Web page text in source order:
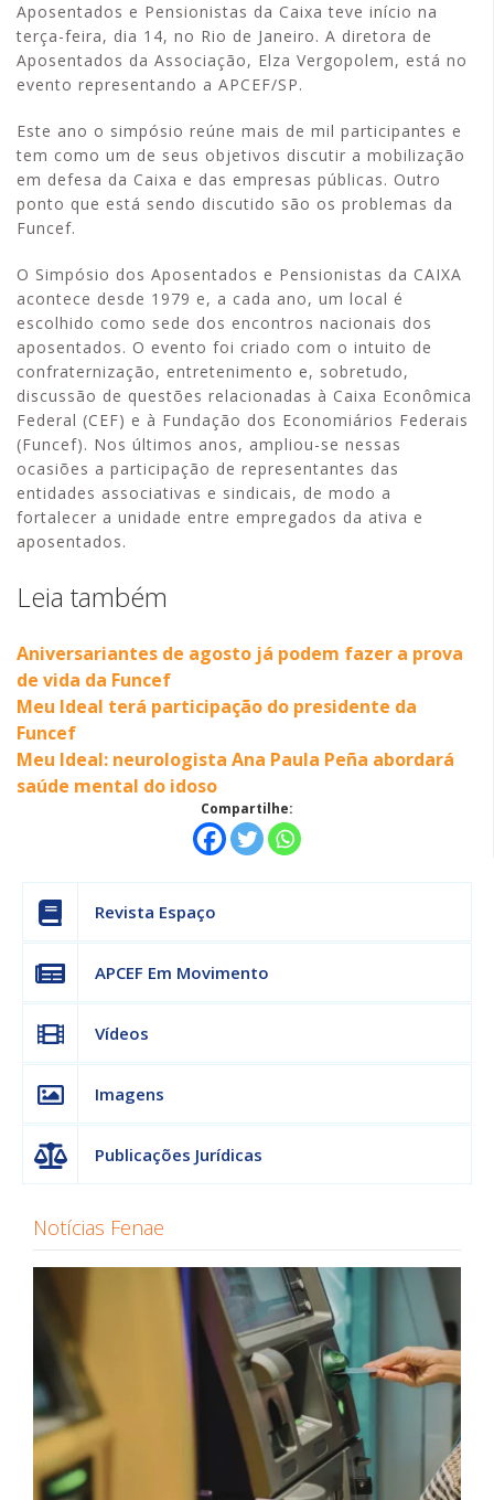
Aposentados e Pensionistas da Caixa teve início na
terça-feira, dia 14, no Rio de Janeiro. A diretora de
Aposentados da Associação, Elza Vergopolem, está no
evento representando a APCEF/SP.
Este ano o simpósio reúne mais de mil participantes e
tem como um de seus objetivos discutir a mobilização
em defesa da Caixa e das empresas públicas. Outro
ponto que está sendo discutido são os problemas da
Funcef.
O Simpósio dos Aposentados e Pensionistas da CAIXA
acontece desde 1979 e, a cada ano, um local é
escolhido como sede dos encontros nacionais dos
aposentados. O evento foi criado com o intuito de
confraternização, entretenimento e, sobretudo,
discussão de questões relacionadas à Caixa Econômica
Federal (CEF) e à Fundação dos Economiários Federais
(Funcef). Nos últimos anos, ampliou-se nessas
ocasiões a participação de representantes das
entidades associativas e sindicais, de modo a
fortalecer a unidade entre empregados da ativa e
aposentados.
Leia também
Aniversariantes de agosto já podem fazer a prova
de vida da Funcef
Meu Ideal terá participação do presidente da
Funcef
Meu Ideal: neurologista Ana Paula Peña abordará
saúde mental do idoso
Compartilhe:
Revista Espaço
APCEF Em Movimento
Vídeos
Imagens
Publicações Jurídicas
Notícias Fenae